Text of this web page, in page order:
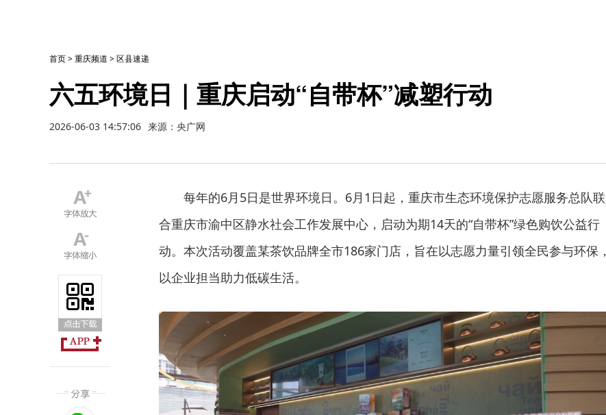
首页>重庆频道 >区县速递
六五环境日｜重庆启动“自带杯”减塑行动
2026-06-03 14:57:06 来源：央广网
每年的6月5日是世界环境日。6月1日起，重庆市生态环境保护志愿服务总队联
合重庆市渝中区静水社会工作发展中心，启动为期14天的“自带杯”绿色购饮公益行
动。本次活动覆盖某茶饮品牌全市186家门店，旨在以志愿力量引领全民参与环保，
以企业担当助力低碳生活。